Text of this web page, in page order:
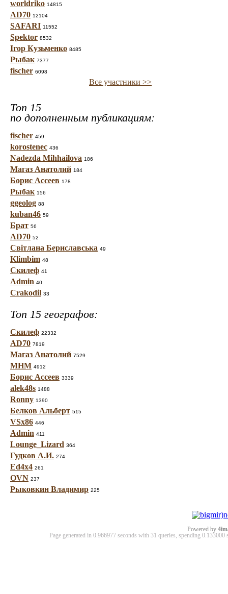
worldriko 14815
AD70 12104
SAFARI 11552
Spektor 8532
Ігор Кузьменко 8485
Рыбак 7377
fischer 6098
Все участники >>
Топ 15
по дополненным публикациям:
fischer 459
korostenec 436
Nadezda Mihhailova 186
Магаз Анатолий 184
Борис Ассеев 178
Рыбак 156
ggeolog 88
kuban46 59
Брат 56
AD70 52
Світлана Бериславська 49
Klimbim 48
Скилеф 41
Admin 40
Crakodil 33
Топ 15 географов:
Скилеф 22332
AD70 7819
Магаз Анатолий 7529
МНМ 4912
Борис Ассеев 3339
alek48s 1488
Ronny 1390
Белков Альберт 515
VSx86 446
Admin 411
Lounge_Lizard 364
Гудков А.И. 274
Ed4x4 261
OVN 237
Рыковкин Владимир 225
Powered by
Page generated in 0.966977 seconds with 31 queries, spending